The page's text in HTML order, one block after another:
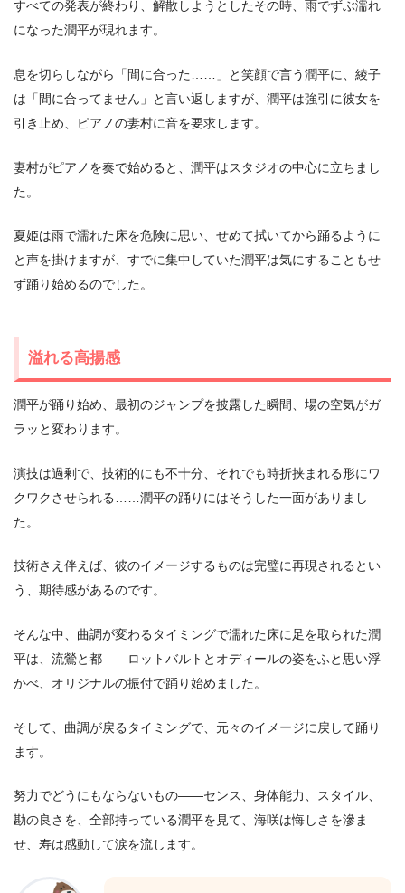
すべての発表が終わり、解散しようとしたその時、雨でずぶ濡れ
になった潤平が現れます。
息を切らしながら「間に合った……」と笑顔で言う潤平に、綾子
は「間に合ってません」と言い返しますが、潤平は強引に彼女を
引き止め、ピアノの妻村に音を要求します。
妻村がピアノを奏で始めると、潤平はスタジオの中心に立ちまし
た。
夏姫は雨で濡れた床を危険に思い、せめて拭いてから踊るように
と声を掛けますが、すでに集中していた潤平は気にすることもせ
ず踊り始めるのでした。
溢れる高揚感
潤平が踊り始め、最初のジャンプを披露した瞬間、場の空気がガ
ラッと変わります。
演技は過剰で、技術的にも不十分、それでも時折挟まれる形にワ
クワクさせられる……潤平の踊りにはそうした一面がありまし
た。
技術さえ伴えば、彼のイメージするものは完璧に再現されるとい
う、期待感があるのです。
そんな中、曲調が変わるタイミングで濡れた床に足を取られた潤
平は、流鶯と都――ロットバルトとオディールの姿をふと思い浮
かべ、オリジナルの振付で踊り始めました。
そして、曲調が戻るタイミングで、元々のイメージに戻して踊り
ます。
努力でどうにもならないもの――センス、身体能力、スタイル、
勘の良さを、全部持っている潤平を見て、海咲は悔しさを滲ま
せ、寿は感動して涙を流します。